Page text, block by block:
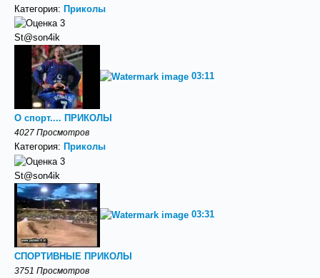
Категория: Приколы
St@son4ik
03:11
О спорт.... ПРИКОЛЫ
4027 Просмотров
Категория: Приколы
St@son4ik
03:31
СПОРТИВНЫЕ ПРИКОЛЫ
3751 Просмотров